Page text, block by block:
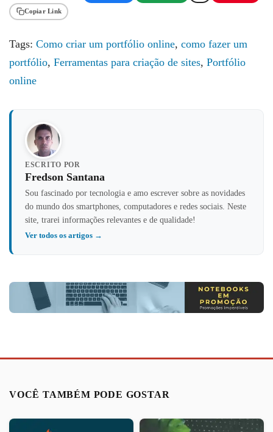
Copiar Link
Tags: Como criar um portfólio online, como fazer um
portfólio, Ferramentas para criação de sites, Portfólio
online
ESCRITO POR
Fredson Santana
Sou fascinado por tecnologia e amo escrever sobre as novidades
do mundo dos smartphones, computadores e redes sociais. Neste
site, trarei informações relevantes e de qualidade!
Ver todos os artigos →
VOCÊ TAMBÉM PODE GOSTAR